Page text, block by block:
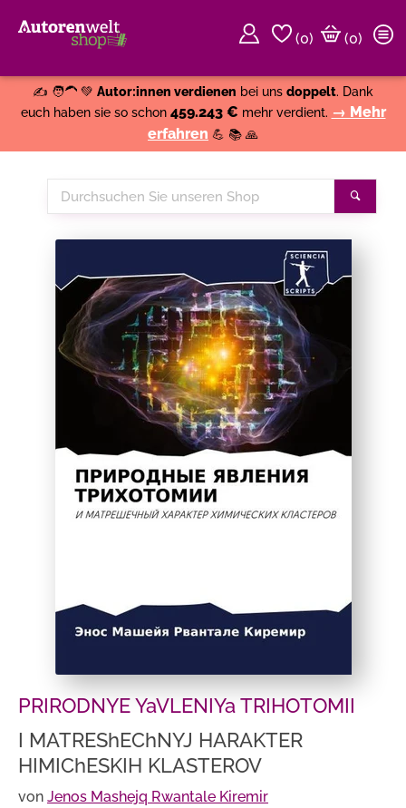
(0)
(0)
✍️ 🧑‍🦱 💚 Autor:innen verdienen bei uns doppelt. Dank
euch haben sie so schon 459.243 € mehr verdient. → Mehr
erfahren 💪 📚 🙏
Durchsuchen
Sie
PRIRODNYE YaVLENIYa TRIHOTOMII
I MATREShEChNYJ HARAKTER
HIMIChESKIH KLASTEROV
von Jenos Mashejq Rwantale Kiremir